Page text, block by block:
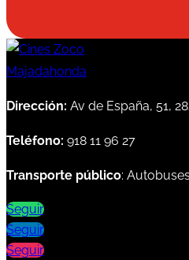
Dirección: Av de España, 51,
Teléfono: 918 11 96 27
Transporte público:
Seguir
Seguir
Seguir